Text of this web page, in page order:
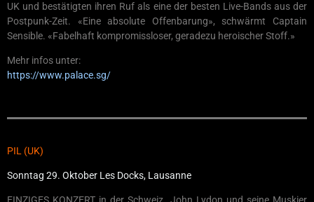
UK und bestätigten ihren Ruf als eine der besten Live-Bands aus der
Postpunk-Zeit. «Eine absolute Offenbarung», schwärmt Captain
Sensible. «Fabelhaft kompromissloser, geradezu heroischer Stoff.»
Mehr infos unter:
https://www.palace.sg/
PIL (UK)
Sonntag 29. Oktober Les Docks, Lausanne